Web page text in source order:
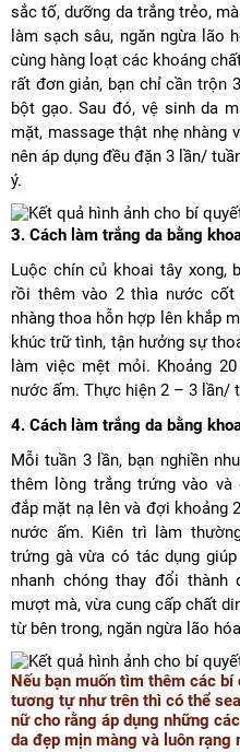
sắc tố, dưỡng da trắng trẻo,
làm sạch sâu, ngăn ngừa lão
cùng hàng loạt các khoáng
rất đơn giản, bạn chỉ cần trộn
bột gạo. Sau đó, vệ sinh da
mặt, massage thật nhẹ nhàng
nên áp dụng đều đặn 3 lần/
ý.
3. Cách làm trắng da bằng
Luộc chín củ khoai tây xong,
rồi thêm vào 2 thìa nước cốt
nhàng thoa hỗn hợp lên khắp
khúc trữ tình, tận hưởng sự
làm việc mệt mỏi. Khoảng
nước ấm. Thực hiện 2 – 3 lần/
4. Cách làm trắng da bằng
Mỗi tuần 3 lần, bạn nghiền
thêm lòng trắng trứng vào và
đắp mặt nạ lên và đợi khoảng
nước ấm. Kiên trì làm
trứng gà vừa có tác dụng
nhanh chóng thay đổi
mượt mà, vừa cung cấp chất
từ bên trong, ngăn ngừa lão
Nếu bạn muốn tìm thêm các
tương tự như trên thì có thể
nữ cho rằng áp dụng những
da đẹp mịn màng và luôn rạng